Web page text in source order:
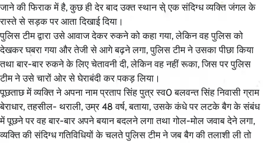
जाने की फिराक में है, कुछ ही देर बाद उक्त स्थान से एक संदिग्ध व्यक्ति जंगल के
रास्ते से सड़क पर आता दिखाई दिया।
पुलिस टीम द्वारा उसे आवाज देकर रुकने को कहा गया, लेकिन वह पुलिस को
देखकर घबरा गया और तेजी से आगे बढ़ने लगा, पुलिस टीम ने उसका पीछा किया
तथा बार-बार रुकने के लिए चेतावनी दी, लेकिन वह नहीं रूका, जिस पर पुलिस
टीम ने उसे चारों ओर से घेराबंदी कर पकड़ लिया।
पूछताछ में व्यक्ति ने अपना नाम प्रताप सिंह पुत्र स्व0 बलवन्त सिंह निवासी ग्राम
बेराधार, तहसील- थराली, उम्र 48 वर्ष, बताया, उसके कंधे पर लटके बैग के संबंध
में पूछने पर वह बार-बार अपने बयान बदलने लगा तथा गोल-मोल जवाब देने लगा,
व्यक्ति की संदिग्ध गतिविधियों के चलते पुलिस टीम ने जब बैग की तलाशी ली तो